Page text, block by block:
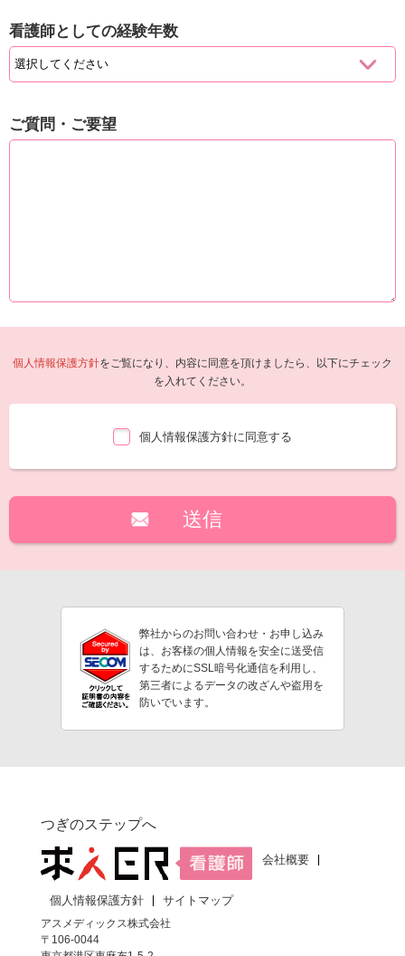
看護師としての経験年数
ご質問・ご要望
個人情報保護方針をご覧になり、内容に同意を頂けましたら、以下にチェック
を入れてください。
個人情報保護方針に同意する
弊社からのお問い合わせ・お申し込み
は、お客様の個人情報を安全に送受信
するためにSSL暗号化通信を利用し、
第三者によるデータの改ざんや盗用を
防いでいます。
つぎのステップへ
会社概要
個人情報保護方針
サイトマップ
アスメディックス株式会社
〒106-0044